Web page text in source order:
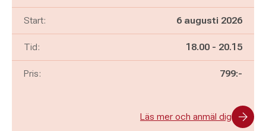
Start: 6 augusti 2026
Tid: Pågår mellan
18.00 - och
20.15
Pris: 799:-
Läs mer och anmäl dig